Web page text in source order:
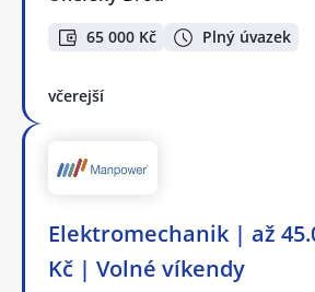
65 000 Kč Plný úvazek
včerejší
Elektromechanik | až
Kč | Volné víkendy